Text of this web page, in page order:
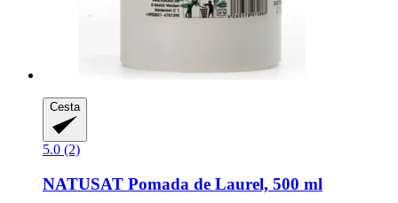
Cesta
5.0 (2)
NATUSAT Pomada de Laurel, 500 ml